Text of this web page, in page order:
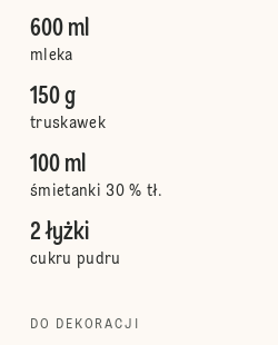
600 ml
mleka
150 g
truskawek
100 ml
śmietanki 30 % tł.
2 łyżki
cukru pudru
DO DEKORACJI